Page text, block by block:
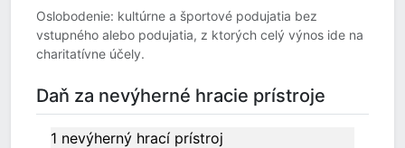
Oslobodenie: kultúrne a športové podujatia bez
vstupného alebo podujatia, z ktorých celý výnos ide na
charitatívne účely.
Daň za nevýherné hracie prístroje
1 nevýherný hrací prístroj